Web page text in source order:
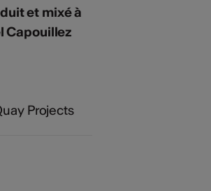
et mixé à
Capouillez
Projects